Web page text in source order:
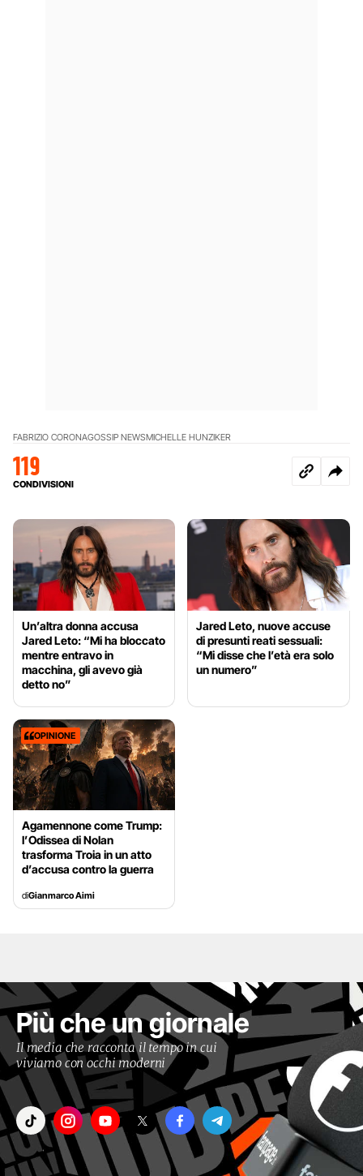
FABRIZIO CORONAGOSSIP NEWSMICHELLE HUNZIKER
119
CONDIVISIONI
Un’altra donna accusa
Jared Leto: “Mi ha bloccato
mentre entravo in
macchina, gli avevo già
detto no”
Jared Leto, nuove accuse
di presunti reati sessuali:
“Mi disse che l’età era solo
un numero”
OPINIONE
Agamennone come Trump:
l’Odissea di Nolan
trasforma Troia in un atto
d’accusa contro la guerra
diGianmarco Aimi
Più che un giornale
Il media che racconta il tempo in cui
viviamo con occhi moderni